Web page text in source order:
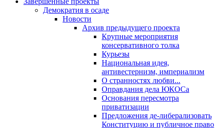
Демократия в осаде
Новости
Архив предыдущего проекта
Крупные мероприятия
консервативного толка
Курьезы
Национальная идея,
антивестернизм, империализм
О странностях любви...
Оправдания дела ЮКОСа
Основания пересмотра
приватизации
Предложения де-либерализовать
Конституцию и публичное право